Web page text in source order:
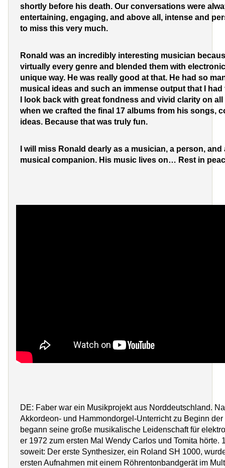
shortly before his death. Our conversations were
entertaining, engaging, and above all, intense and
to miss this very much.
Ronald was an incredibly interesting musician
virtually every genre and blended them with
unique way. He was really good at that. He had so
musical ideas and such an immense output that I
I look back with great fondness and vivid clarity on
when we crafted the final 17 albums from his songs,
ideas. Because that was truly fun.
I will miss Ronald dearly as a musician, a person,
musical companion. His music lives on… Rest in
DE: Faber war ein Musikprojekt aus Norddeutschland.
Akkordeon- und Hammondorgel-Unterricht zu Beginn
begann seine große musikalische Leidenschaft für
er 1972 zum ersten Mal Wendy Carlos und Tomita hörte.
soweit: Der erste Synthesizer, ein Roland SH 1000,
ersten Aufnahmen mit einem Röhrentonbandgerät im